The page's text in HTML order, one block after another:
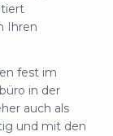
Ihren
fest im
in der
auch als
und mit den